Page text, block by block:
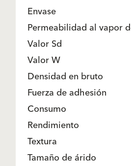
Envase
Permeabilidad al vapor
Valor Sd
Valor W
Densidad en bruto
Fuerza de adhesión
Consumo
Rendimiento
Textura
Tamaño de árido